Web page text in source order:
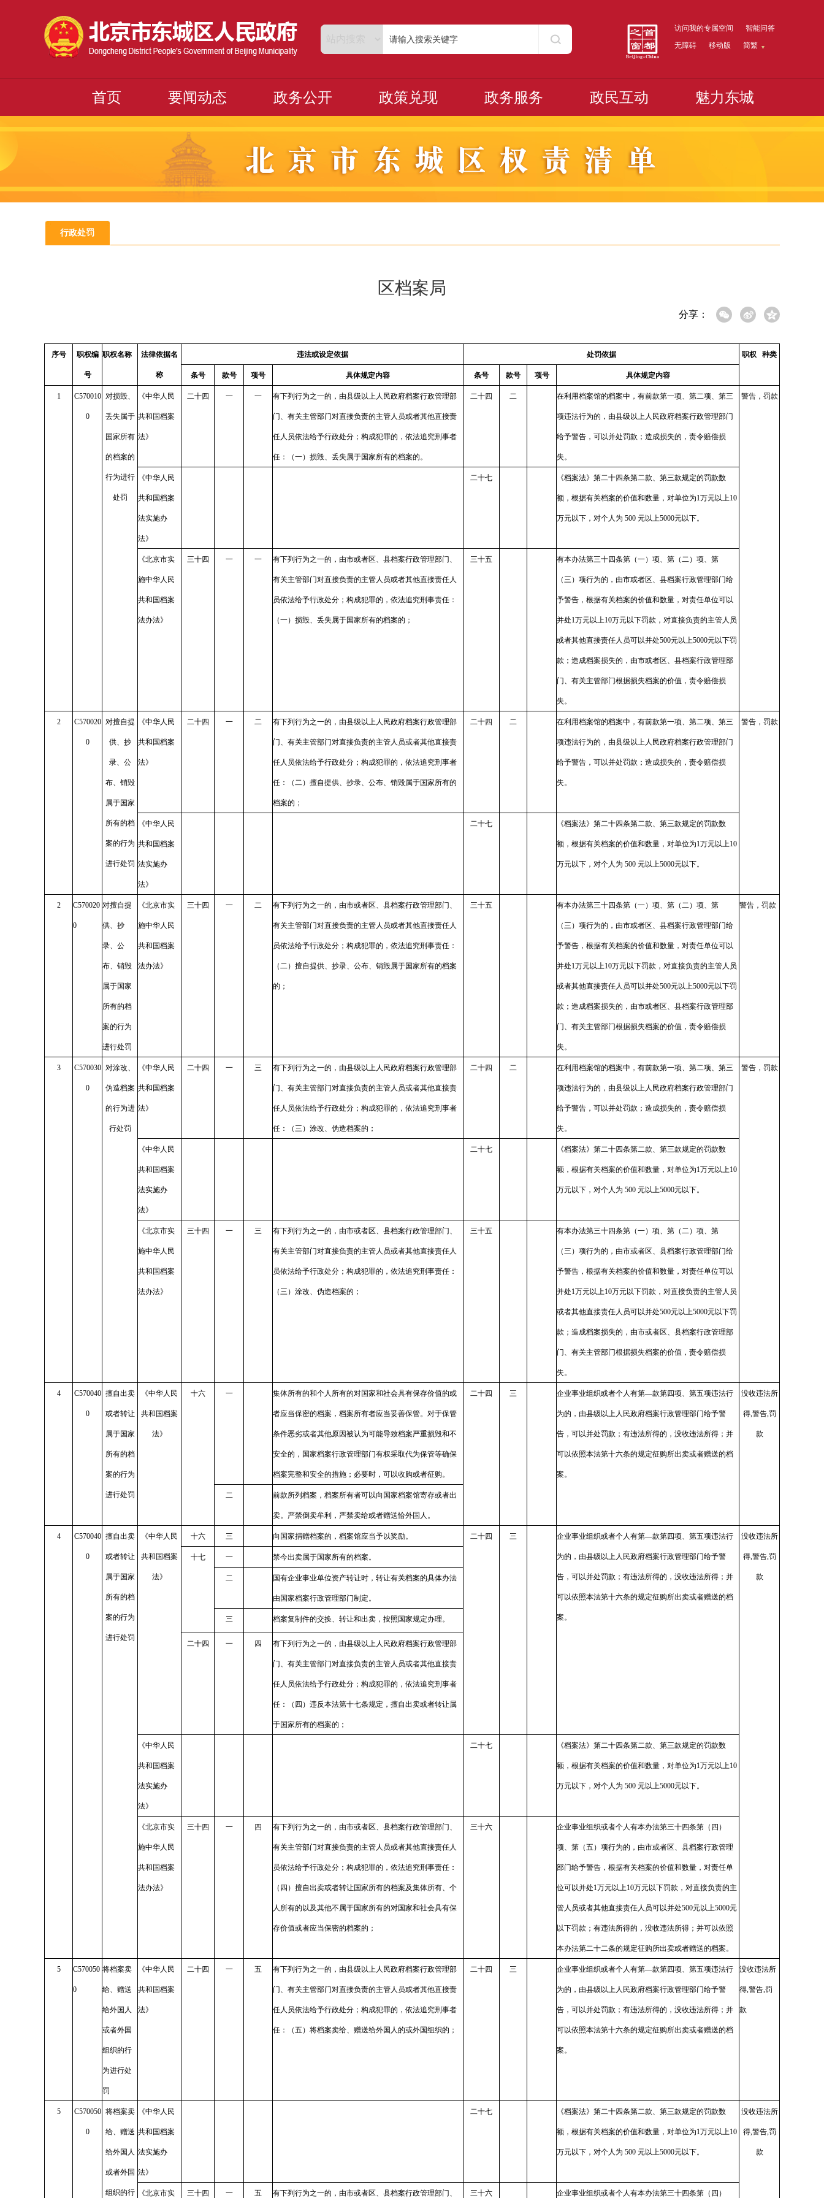
访问我的专属空间
智能问答
无障碍
移动版 简繁
首页 要闻动态 政务公开 政策兑现 政务服务 政民互动 魅力东城
行政处罚
区档案局
分享：
序号 职权编
号
职权名称 法律依据名
称
违法或设定依据 处罚依据 职权 种类
条号 款号 项号 具体规定内容 条号 款号 项号 具体规定内容
1 C570010
0
对损毁、
丢失属于
国家所有
的档案的
行为进行
处罚
《中华人民
共和国档案
法》
二十四 一 一 有下列行为之一的，由县级以上人民政府档案行政管理部
门、有关主管部门对直接负责的主管人员或者其他直接责
任人员依法给予行政处分；构成犯罪的，依法追究刑事者
任：（一）损毁、丢失属于国家所有的档案的。
二十四 二 在利用档案馆的档案中，有前款第一项、第二项、第三
项违法行为的，由县级以上人民政府档案行政管理部门
给予警告，可以并处罚款；造成损失的，责令赔偿损
失。
警告，罚款
《中华人民
共和国档案
法实施办
法》
二十七 《档案法》第二十四条第二款、第三款规定的罚款数
额，根据有关档案的价值和数量，对单位为1万元以上10
万元以下，对个人为 500 元以上5000元以下。
《北京市实
施中华人民
共和国档案
法办法》
三十四 一 一 有下列行为之一的，由市或者区、县档案行政管理部门、
有关主管部门对直接负责的主管人员或者其他直接责任人
员依法给予行政处分；构成犯罪的，依法追究刑事责任：
（一）损毁、丢失属于国家所有的档案的；
三十五 有本办法第三十四条第（一）项、第（二）项、第
（三）项行为的，由市或者区、县档案行政管理部门给
予警告，根据有关档案的价值和数量，对责任单位可以
并处1万元以上10万元以下罚款，对直接负责的主管人员
或者其他直接责任人员可以并处500元以上5000元以下罚
款；造成档案损失的，由市或者区、县档案行政管理部
门、有关主管部门根据损失档案的价值，责令赔偿损
失。
2 C570020
0
对擅自提
供、抄
录、公
布、销毁
属于国家
所有的档
案的行为
进行处罚
《中华人民
共和国档案
法》
二十四 一 二 有下列行为之一的，由县级以上人民政府档案行政管理部
门、有关主管部门对直接负责的主管人员或者其他直接责
任人员依法给予行政处分；构成犯罪的，依法追究刑事者
任：（二）擅自提供、抄录、公布、销毁属于国家所有的
档案的；
二十四 二 在利用档案馆的档案中，有前款第一项、第二项、第三
项违法行为的，由县级以上人民政府档案行政管理部门
给予警告，可以并处罚款；造成损失的，责令赔偿损
失。
警告，罚款
《中华人民
共和国档案
法实施办
法》
二十七 《档案法》第二十四条第二款、第三款规定的罚款数
额，根据有关档案的价值和数量，对单位为1万元以上10
万元以下，对个人为 500 元以上5000元以下。
2 C570020
0
对擅自提
供、抄
录、公
布、销毁
属于国家
所有的档
案的行为
进行处罚
《北京市实
施中华人民
共和国档案
法办法》
三十四 一 二 有下列行为之一的，由市或者区、县档案行政管理部门、
有关主管部门对直接负责的主管人员或者其他直接责任人
员依法给予行政处分；构成犯罪的，依法追究刑事责任：
（二）擅自提供、抄录、公布、销毁属于国家所有的档案
的；
三十五 有本办法第三十四条第（一）项、第（二）项、第
（三）项行为的，由市或者区、县档案行政管理部门给
予警告，根据有关档案的价值和数量，对责任单位可以
并处1万元以上10万元以下罚款，对直接负责的主管人员
或者其他直接责任人员可以并处500元以上5000元以下罚
款；造成档案损失的，由市或者区、县档案行政管理部
门、有关主管部门根据损失档案的价值，责令赔偿损
失。
警告，罚款
3 C570030
0
对涂改、
伪造档案
的行为进
行处罚
《中华人民
共和国档案
法》
二十四 一 三 有下列行为之一的，由县级以上人民政府档案行政管理部
门、有关主管部门对直接负责的主管人员或者其他直接责
任人员依法给予行政处分；构成犯罪的，依法追究刑事者
任：（三）涂改、伪造档案的；
二十四 二 在利用档案馆的档案中，有前款第一项、第二项、第三
项违法行为的，由县级以上人民政府档案行政管理部门
给予警告，可以并处罚款；造成损失的，责令赔偿损
失。
警告，罚款
《中华人民
共和国档案
法实施办
法》
二十七 《档案法》第二十四条第二款、第三款规定的罚款数
额，根据有关档案的价值和数量，对单位为1万元以上10
万元以下，对个人为 500 元以上5000元以下。
《北京市实
施中华人民
共和国档案
法办法》
三十四 一 三 有下列行为之一的，由市或者区、县档案行政管理部门、
有关主管部门对直接负责的主管人员或者其他直接责任人
员依法给予行政处分；构成犯罪的，依法追究刑事责任：
（三）涂改、伪造档案的；
三十五 有本办法第三十四条第（一）项、第（二）项、第
（三）项行为的，由市或者区、县档案行政管理部门给
予警告，根据有关档案的价值和数量，对责任单位可以
并处1万元以上10万元以下罚款，对直接负责的主管人员
或者其他直接责任人员可以并处500元以上5000元以下罚
款；造成档案损失的，由市或者区、县档案行政管理部
门、有关主管部门根据损失档案的价值，责令赔偿损
失。
4 C570040
0
擅自出卖
或者转让
属于国家
所有的档
案的行为
进行处罚
《中华人民
共和国档案
法》
十六 一 集体所有的和个人所有的对国家和社会具有保存价值的或
者应当保密的档案，档案所有者应当妥善保管。对于保管
条件恶劣或者其他原因被认为可能导致档案严重损毁和不
安全的，国家档案行政管理部门有权采取代为保管等确保
档案完整和安全的措施；必要时，可以收购或者征购。
二十四 三 企业事业组织或者个人有第—款第四项、第五项违法行
为的，由县级以上人民政府档案行政管理部门给予警
告，可以并处罚款；有违法所得的，没收违法所得；并
可以依照本法第十六条的规定征购所出卖或者赠送的档
案。
没收违法所
得,警告,罚
款
二 前款所列档案，档案所有者可以向国家档案馆寄存或者出
卖。严禁倒卖牟利，严禁卖给或者赠送恰外国人。
4 C570040
0
擅自出卖
或者转让
属于国家
所有的档
案的行为
进行处罚
《中华人民
共和国档案
法》
十六 三 向国家捐赠档案的，档案馆应当予以奖励。 二十四 三 企业事业组织或者个人有第—款第四项、第五项违法行
为的，由县级以上人民政府档案行政管理部门给予警
告，可以并处罚款；有违法所得的，没收违法所得；并
可以依照本法第十六条的规定征购所出卖或者赠送的档
案。
没收违法所
得,警告,罚
款
十七 一 禁今出卖属于国家所有的档案。
二 国有企业事业单位资产转让时，转让有关档案的具体办法
由国家档案行政管理部门制定。
三 档案复制件的交换、转让和出卖，按照国家规定办理。
二十四 一 四 有下列行为之一的，由县级以上人民政府档案行政管理部
门、有关主管部门对直接负责的主管人员或者其他直接责
任人员依法给予行政处分；构成犯罪的，依法追究刑事者
任：（四）违反本法第十七条规定，擅自出卖或者转让属
于国家所有的档案的；
《中华人民
共和国档案
法实施办
法》
二十七 《档案法》第二十四条第二款、第三款规定的罚款数
额，根据有关档案的价值和数量，对单位为1万元以上10
万元以下，对个人为 500 元以上5000元以下。
《北京市实
施中华人民
共和国档案
法办法》
三十四 一 四 有下列行为之一的，由市或者区、县档案行政管理部门、
有关主管部门对直接负责的主管人员或者其他直接责任人
员依法给予行政处分；构成犯罪的，依法追究刑事责任：
（四）擅自出卖或者转让国家所有的档案及集体所有、个
人所有的以及其他不属于国家所有的对国家和社会具有保
存价值或者应当保密的档案的；
三十六 企业事业组织或者个人有本办法第三十四条第（四）
项、第（五）项行为的，由市或者区、县档案行政管理
部门给予警告，根据有关档案的价值和数量，对责任单
位可以并处1万元以上10万元以下罚款，对直接负责的主
管人员或者其他直接责任人员可以并处500元以上5000元
以下罚款；有违法所得的，没收违法所得；并可以依照
本办法第二十二条的规定征购所出卖或者赠送的档案。
5 C570050
0
将档案卖
给、赠送
给外国人
或者外国
组织的行
为进行处
罚
《中华人民
共和国档案
法》
二十四 一 五 有下列行为之一的，由县级以上人民政府档案行政管理部
门、有关主管部门对直接负责的主管人员或者其他直接责
任人员依法给予行政处分；构成犯罪的，依法追究刑事者
任：（五）将档案卖给、赠送给外国人的或外国组织的；
二十四 三 企业事业组织或者个人有第—款第四项、第五项违法行
为的，由县级以上人民政府档案行政管理部门给予警
告，可以并处罚款；有违法所得的，没收违法所得；并
可以依照本法第十六条的规定征购所出卖或者赠送的档
案。
没收违法所
得,警告,罚
款
5 C570050
0
将档案卖
给、赠送
给外国人
或者外国
组织的行
《中华人民
共和国档案
法实施办
法》
二十七 《档案法》第二十四条第二款、第三款规定的罚款数
额，根据有关档案的价值和数量，对单位为1万元以上10
万元以下，对个人为 500 元以上5000元以下。
没收违法所
得,警告,罚
款
《北京市实 三十四 一 五 有下列行为之一的，由市或者区、县档案行政管理部门、 三十六 企业事业组织或者个人有本办法第三十四条第（四）